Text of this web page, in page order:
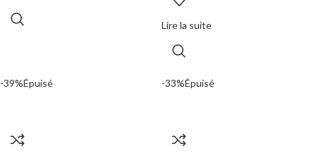
Lire la suite
-39%Épuisé -33%Épuisé